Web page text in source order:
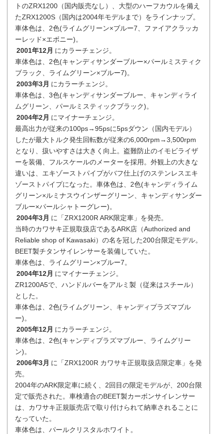
トのZRX1200（国内販売なし）、大型のハーフカウルを備え
たZRX1200S（国内は2004年モデルまで）をラインナップ。
車体色は、2色(ライムグリーン×ブルー7、ファイアクラッカ
ーレッド×エボニー)。
2001年12月 にカラーチェンジ。
車体色は、2色(キャンディサンダーブルー×パールミスティク
ブラック、ライムグリーン×ブルー7)。
2003年3月 にカラーチェンジ。
車体色は、3色(キャンディサンダーブルー、キャンディライ
ムグリーン、パールミスティックブラック)。
2004年2月 にマイナーチェンジ。
最高出力が従来の100ps→95psに5psダウン（国内モデル）
したが最大トルク発生回転数が従来の6,000rpm→3,500rpm
となり、扱いやすさは大きく向上。盗難防止のイモビライザ
ーを装備、フルスケールのメーターを採用。外観上の大きな
違いは、エキゾーストパイプがバフ仕上げのステンレスエキ
ゾーストパイプになった。車体色は、2色(キャンディライム
グリーン×ルミナスウインザーグリーン、キャンディサンダー
ブルー×パールシャトーグレー)。
2004年3月 に「ZRX1200R ARK限定車」を発売。
当時のカワサキ正規取扱店であるARK店（Authorized and
Reliable shop of Kawasaki）の名を冠した200台限定モデル。
BEET製チタンサイレンサーを装備していた。
車体色は、ライムグリーン×ブルー7。
2004年12月 にマイナーチェンジ。
ZR1200A5で、ハンドルバーをアルミ製（従来はスチール）
とした。
車体色は、2色(ライムグリーン、キャンディプラズマブル
ー)。
2005年12月 にカラーチェンジ。
車体色は、2色(キャンディプラズマブルー、ライムグリー
ン)。
2006年3月 に「ZRX1200R カワサキ正規取扱店限定車」を発
売。
2004年のARK限定車に続く、2回目の限定モデルが、200台限
定で販売された。車検適合のBEET製カーボンサイレンサー
は、カワサキ正規販売店で取り付けられて納車されることに
なっていた。
車体色は、パールクリスタルホワイト。